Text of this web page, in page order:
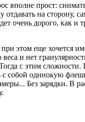
вполне прост:
отдавать на сторону,
очень дорого, как и
при этом еще хочется
и нет
с этим сложности.
с собой одинокую
Без зарядки. В